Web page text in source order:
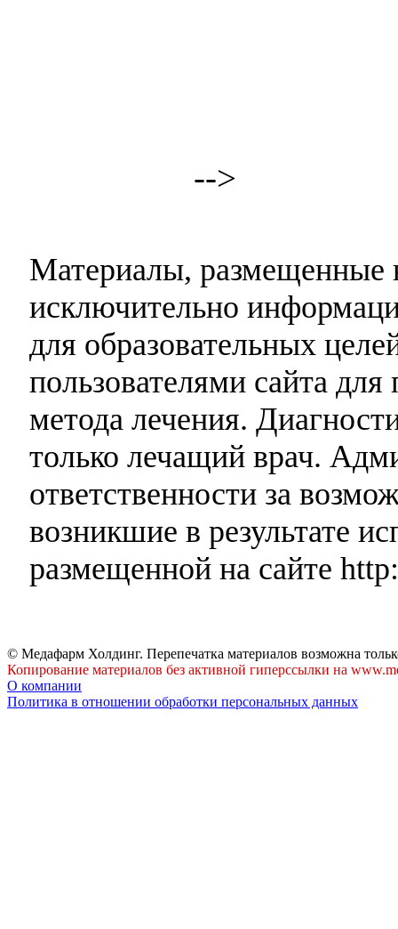
-->
Материалы, размещенные
исключительно
для образовательных
пользователями сайта
метода лечения.
только лечащий врач.
ответственности за
возникшие в результате
размещенной на сайте
© Медафарм Холдинг. Перепечатка материалов возможна
Копирование материалов без активной гиперссылки на
О компании
Политика в отношении обработки персональных данных